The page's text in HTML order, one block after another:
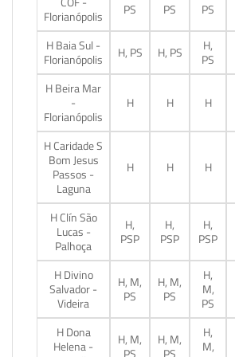
Florianópolis
PS PS PS
H Baia Sul -
Florianópolis
H, PS H, PS
H,
PS
H Beira Mar
-
Florianópolis
H H H
H Caridade S
Bom Jesus
Passos -
Laguna
H H H
H Clín São
Lucas -
Palhoça
H,
PSP
H,
PSP
H,
PSP
H Divino
Salvador -
Videira
H, M,
PS
H, M,
PS
H,
M,
PS
H Dona
Helena -
H, M,
H, M,
H,
M,